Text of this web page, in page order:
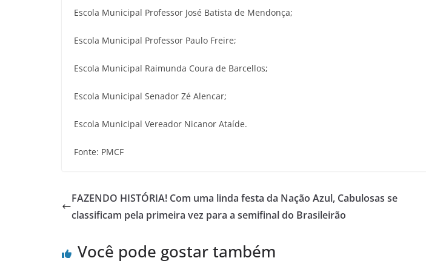
Escola Municipal Professor José Batista de Mendonça;
Escola Municipal Professor Paulo Freire;
Escola Municipal Raimunda Coura de Barcellos;
Escola Municipal Senador Zé Alencar;
Escola Municipal Vereador Nicanor Ataíde.
Fonte: PMCF
FAZENDO HISTÓRIA! Com uma linda festa da Nação Azul, Cabulosas se
classificam pela primeira vez para a semifinal do Brasileirão
Você pode gostar também